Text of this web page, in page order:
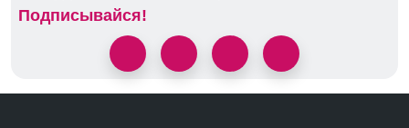
Подписывайся!